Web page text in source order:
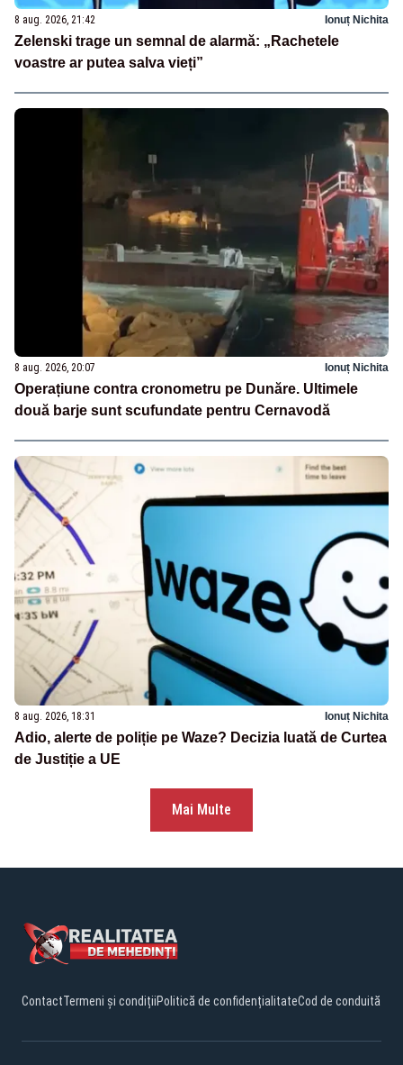
8 aug. 2026, 21:42 Ionuț Nichita
Zelenski trage un semnal de alarmă: „Rachetele
voastre ar putea salva vieți”
8 aug. 2026, 20:07 Ionuț Nichita
Operațiune contra cronometru pe Dunăre. Ultimele
două barje sunt scufundate pentru Cernavodă
8 aug. 2026, 18:31 Ionuț Nichita
Adio, alerte de poliție pe Waze? Decizia luată de Curtea
de Justiție a UE
Mai Multe
ContactTermeni și condițiiPolitică de confidențialitateCod de conduită